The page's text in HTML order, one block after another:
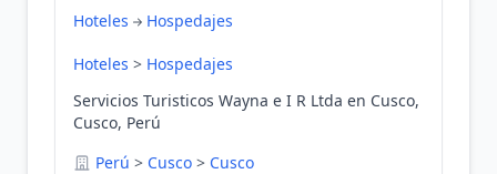
Hoteles Hospedajes
Hoteles > Hospedajes
Servicios Turisticos Wayna e I R Ltda en Cusco,
Cusco, Perú
Perú > Cusco > Cusco